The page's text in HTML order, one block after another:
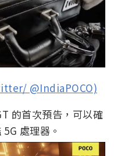
@IndiaPOCO)
的首次預告，可以確
處理器。